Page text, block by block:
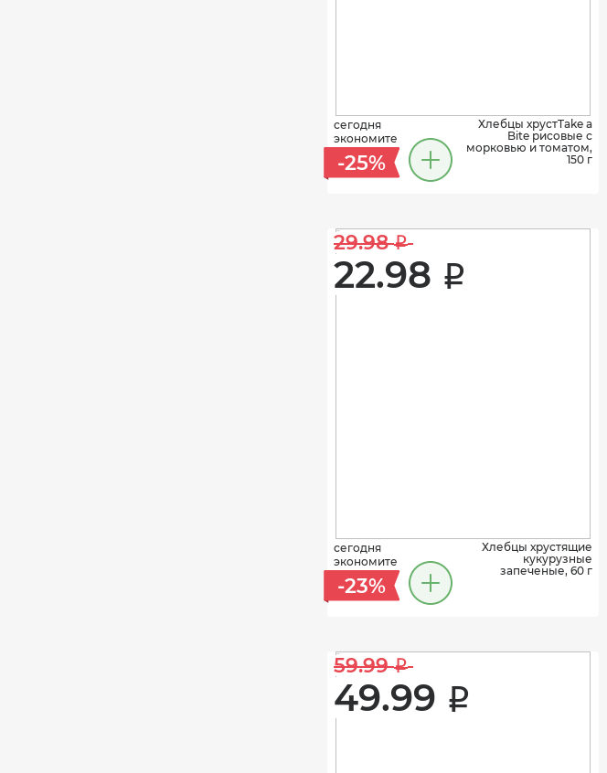
сегодня
экономите
-25%
Хлебцы хрустTake a
Bite рисовые с
морковью и томатом,
150 г
29.98 i
22.98 i
сегодня
экономите
-23%
Хлебцы хрустящие
кукурузные
запеченые, 60 г
59.99 i
49.99 i